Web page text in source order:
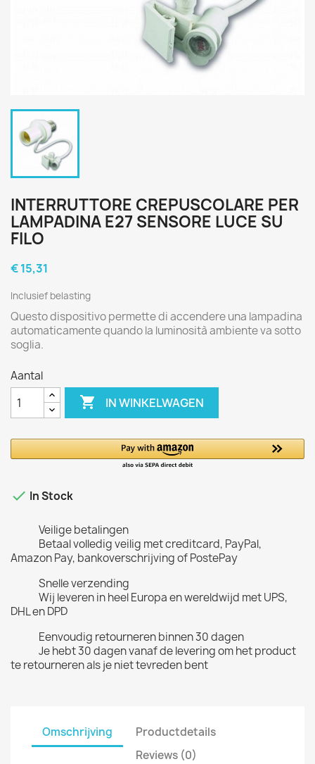
INTERRUTTORE CREPUSCOLARE PER
LAMPADINA E27 SENSORE LUCE SU
FILO
€ 15,31
Inclusief belasting
Questo dispositivo permette di accendere una lampadina
automaticamente quando la luminosità ambiente va sotto
soglia.
Aantal
 IN WINKELWAGEN
 In Stock
Veilige betalingen
Betaal volledig veilig met creditcard, PayPal,
Amazon Pay, bankoverschrijving of PostePay
Snelle verzending
Wij leveren in heel Europa en wereldwijd met UPS,
DHL en DPD
Eenvoudig retourneren binnen 30 dagen
Je hebt 30 dagen vanaf de levering om het product
te retourneren als je niet tevreden bent
Omschrijving
Productdetails
Reviews (0)